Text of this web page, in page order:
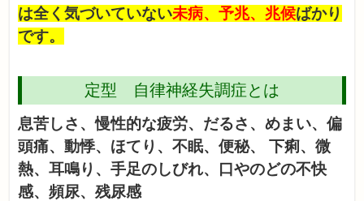
は全く気づいていない未病、予兆、兆候ばかり
です。
定型 自律神経失調症とは
息苦しさ、慢性的な疲労、だるさ、めまい、偏
頭痛、動悸、ほてり、不眠、便秘、 下痢、微
熱、耳鳴り、手足のしびれ、口やのどの不快
感、頻尿、残尿感